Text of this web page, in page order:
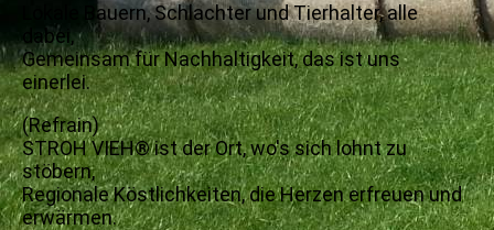
Lokale Bauern, Schlachter und Tierhalter, alle
dabei,
Gemeinsam für Nachhaltigkeit, das ist uns
einerlei.
(Refrain)
STROH VIEH® ist der Ort, wo's sich lohnt zu
stöbern,
Regionale Köstlichkeiten, die Herzen erfreuen und
erwärmen.